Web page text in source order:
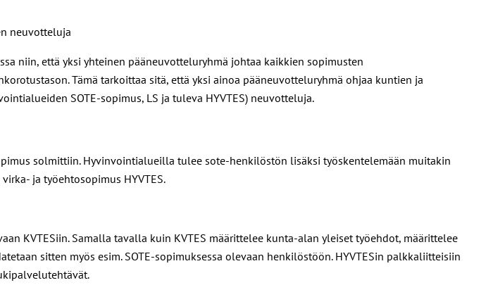
neuvotteluja
niin, että yksi yhteinen pääneuvotteluryhmä johtaa kaikkien sopimusten
Tämä tarkoittaa sitä, että yksi ainoa pääneuvotteluryhmä ohjaa kuntien ja
SOTE-sopimus, LS ja tuleva HYVTES) neuvotteluja.
solmittiin. Hyvinvointialueilla tulee sote-henkilöstön lisäksi työskentelemään muitakin
ja työehtosopimus HYVTES.
KVTESiin. Samalla tavalla kuin KVTES määrittelee kunta-alan yleiset työehdot, määrittelee
sitten myös esim. SOTE-sopimuksessa olevaan henkilöstöön. HYVTESin palkkaliitteisiin